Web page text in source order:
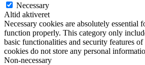
Necessary
Altid aktiveret
Necessary cookies are absolutely essential
function properly. This category only
basic functionalities and security features
cookies do not store any personal
Non-necessary